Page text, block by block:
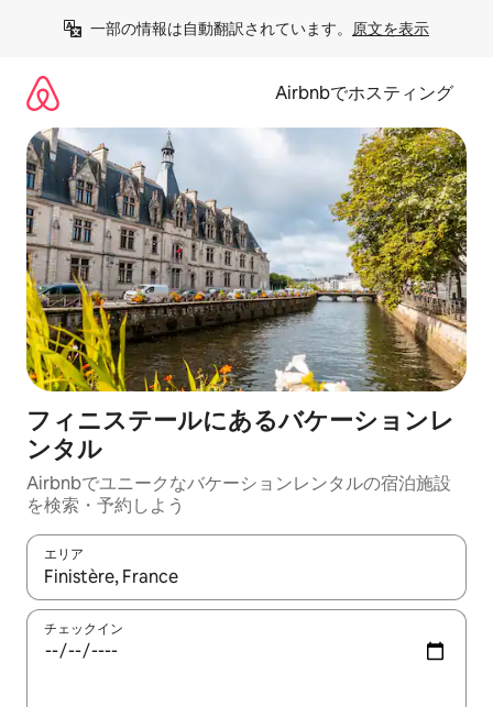
一部の情報は自動翻訳されています。 原文を表示
Airbnbでホスティング
フィニステールにあるバケーションレ
ンタル
Airbnbでユニークなバケーションレンタルの宿泊施設
を検索・予約しよう
エリア
検索結果が表示されたら、上下の矢印キーを使って移動するか
チェックイン